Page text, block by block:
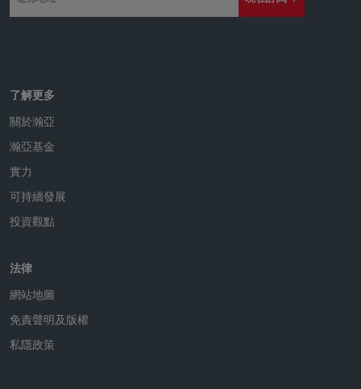
了解更多
關於瀚亞
瀚亞基金
實力
可持續發展
投資觀點
法律
網站地圖
免責聲明及版權
私隱政策